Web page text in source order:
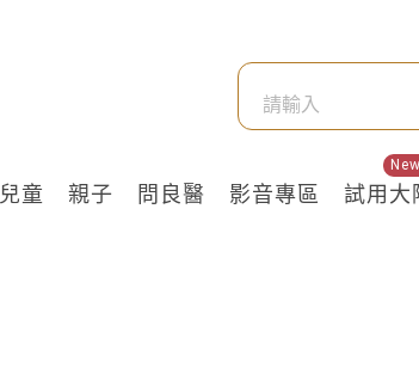
兒童 親子 問良醫 影音專區 試用大